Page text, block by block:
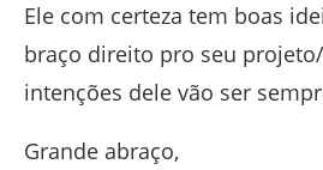
Ele com certeza tem boas
braço direito pro seu
intenções dele vão ser
Grande abraço,